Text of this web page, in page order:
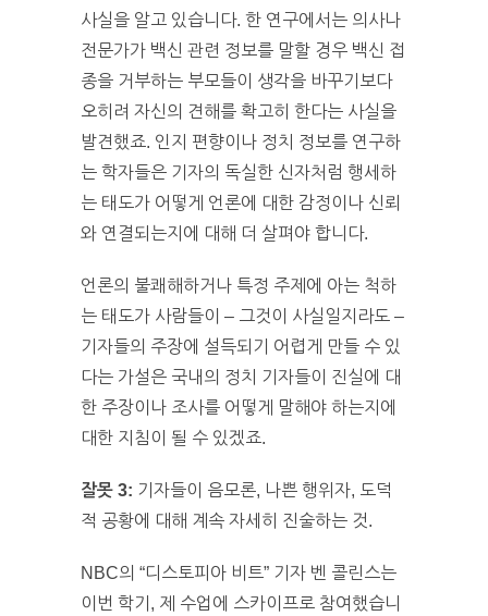
사실을 알고 있습니다. 한 연구에서는 의사나
전문가가 백신 관련 정보를 말할 경우 백신 접
종을 거부하는 부모들이 생각을 바꾸기보다
오히려 자신의 견해를 확고히 한다는 사실을
발견했죠. 인지 편향이나 정치 정보를 연구하
는 학자들은 기자의 독실한 신자처럼 행세하
는 태도가 어떻게 언론에 대한 감정이나 신뢰
와 연결되는지에 대해 더 살펴야 합니다.
언론의 불쾌해하거나 특정 주제에 아는 척하
는 태도가 사람들이 – 그것이 사실일지라도 –
기자들의 주장에 설득되기 어렵게 만들 수 있
다는 가설은 국내의 정치 기자들이 진실에 대
한 주장이나 조사를 어떻게 말해야 하는지에
대한 지침이 될 수 있겠죠.
잘못 3: 기자들이 음모론, 나쁜 행위자, 도덕
적 공황에 대해 계속 자세히 진술하는 것.
NBC의 “디스토피아 비트” 기자 벤 콜린스는
이번 학기, 제 수업에 스카이프로 참여했습니